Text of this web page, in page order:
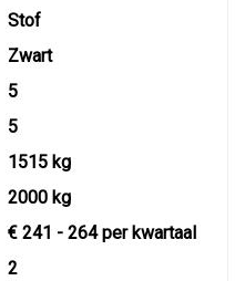
Stof
Zwart
5
5
1515 kg
2000 kg
€ 241 - 264 per kwartaal
2